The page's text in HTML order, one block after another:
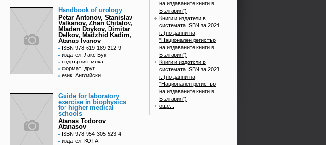
Handbook of urology
Petar Antonov, Stanislav
Valkanov, Zhan Chitalov,
Mladen Doykov, Dimitar
Delkov, Madzhid Kadim,
Atanas Ivanov
ISBN 978-619-189-212-9
издател: Лакс Бук
подвързия: мека
формат: друг
език: Английски
Guide for laboratory
exercise in biophysics
for higher medical
schools
Atanas Todorov
Atanasov
ISBN 978-954-305-523-4
издател: КОТА
на издаваните книги в
България")
Книги и издатели в
системата ISBN за 2024
г. (по данни на
"Национален регистър
на издаваните книги в
България")
Книги и издатели в
системата ISBN за 2023
г. (по данни на
"Национален регистър
на издаваните книги в
България")
още...